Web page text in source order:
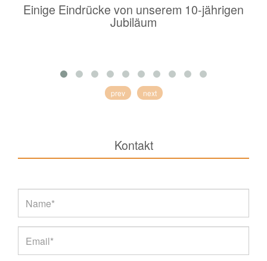
Einige Eindrücke von unserem 10-jährigen
Jubiläum
prev next
Kontakt